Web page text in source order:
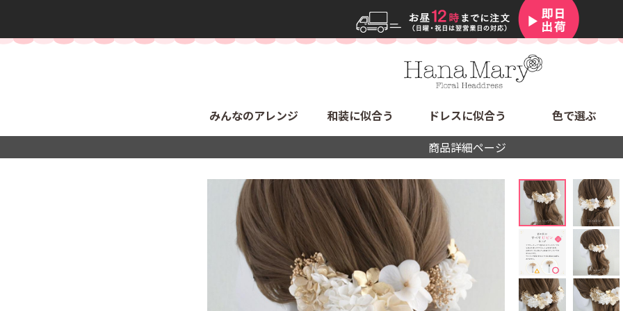
みんなのアレンジ 和装に似合う ドレスに似合う
色で選ぶ
商品詳細ページ